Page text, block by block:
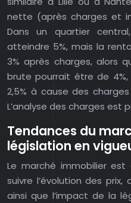
nette (après charges et
Dans un quartier
atteindre 5%, mais la
3% après charges, alors
brute pourrait être de
2,5% à cause des
L’analyse des charges est
Tendances du
législation en
Le marché immobilier
suivre l’évolution des
ainsi que l’impact de la